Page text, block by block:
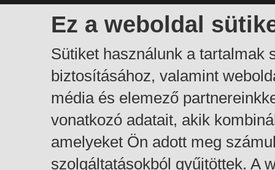
Ez a weboldal
Sütiket használunk a tartalmak
biztosításához, valamint
média és elemező
vonatkozó adatait, akik
amelyeket Ön adott meg
szolgáltatásokból gyűjtöttek. A